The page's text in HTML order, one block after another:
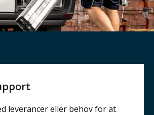
leverancer eller behov for at